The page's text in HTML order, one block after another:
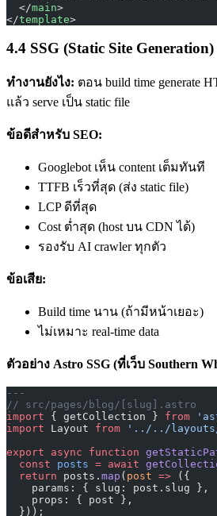
  </
main>
</template>
4.4 SSG (Static Site
ทำงานยังไง: ตอน build time generate
แล้ว serve เป็น static file
ข้อดีสำหรับ SEO:
Googlebot เห็น content เต็มทันที
TTFB เร็วที่สุด (ส่ง static file)
LCP ดีที่สุด
Cost ต่ำสุด (host บน CDN ได้)
รองรับ AI crawler ทุกตัว
ข้อเสีย:
Build time นาน (ถ้ามีหน้าเยอะ)
ไม่เหมาะ real-time data
ตัวอย่าง Astro SSG (ที่เว็บ Southern
---
// src/pages/blog/[slug].astro
import { getCollection } from
import Layout from '../../layouts/
export async function
  const
posts = await
  return
posts. map ( post => ({
    params: { slug: post.slug },
    props: { post },
  }));